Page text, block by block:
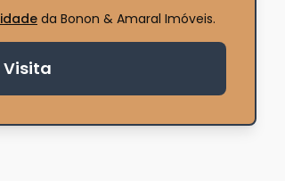
da Bonon & Amaral Imóveis.